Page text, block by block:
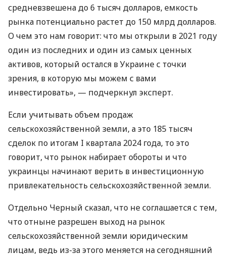
средневзвешена до 6 тысяч долларов, емкость
рынка потенциально растет до 150 млрд долларов.
О чем это нам говорит: что мы открыли в 2021 году
один из последних и один из самых ценных
активов, который остался в Украине с точки
зрения, в которую мы можем с вами
инвестировать», — подчеркнул эксперт.
Если учитывать объем продаж
сельскохозяйственной земли, а это 185 тысяч
сделок по итогам I квартала 2024 года, то это
говорит, что рынок набирает обороты и что
украинцы начинают верить в инвестиционную
привлекательность сельскохозяйственной земли.
Отдельно Черный сказал, что не соглашается с тем,
что отныне разрешен выход на рынок
сельскохозяйственной земли юридическим
лицам, ведь из-за этого меняется на сегодняшний